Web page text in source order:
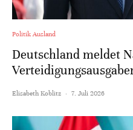
Politik Ausland
Deutschland meldet
Elisabeth Koblitz · 7. Juli 2026